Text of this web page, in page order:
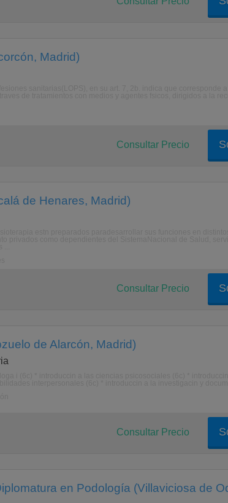
Madrid)
Consultar Precio
de Henares, Madrid)
Consultar Precio
de Alarcón, Madrid)
Consultar Precio
en Podología (Villaviciosa de